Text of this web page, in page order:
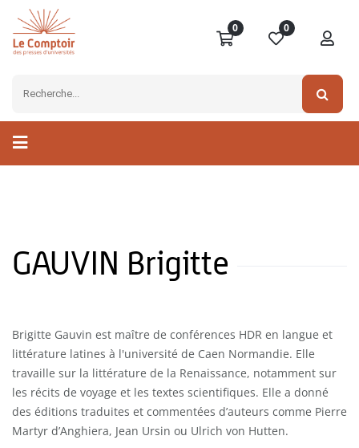
0 0
GAUVIN Brigitte
Brigitte Gauvin est maître de conférences HDR en langue et
littérature latines à l'université de Caen Normandie. Elle
travaille sur la littérature de la Renaissance, notamment sur
les récits de voyage et les textes scientifiques. Elle a donné
des éditions traduites et commentées d’auteurs comme Pierre
Martyr d’Anghiera, Jean Ursin ou Ulrich von Hutten.